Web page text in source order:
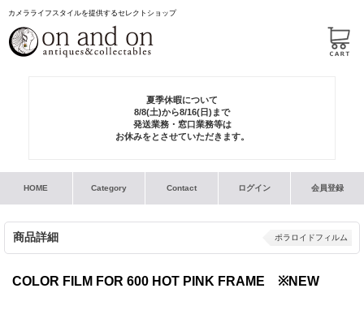
カメラライフスタイルを提供するセレクトショップ
夏季休暇について
8/8(土)から8/16(日)まで
発送業務・窓口業務等は
お休みをとさせていただきます。
HOME Category Contact ログイン 会員登録
商品詳細 ポラロイドフィルム
COLOR FILM FOR 600 HOT PINK FRAME ※NEW